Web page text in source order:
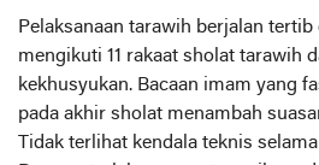
Pelaksanaan tarawih berjalan tertib
mengikuti 11 rakaat sholat tarawih
kekhusyukan. Bacaan imam yang
pada akhir sholat menambah
Tidak terlihat kendala teknis